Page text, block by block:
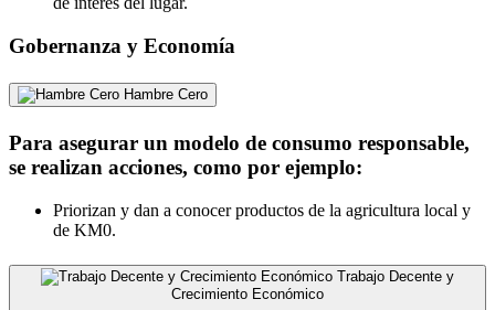
Gobernanza y Economía
Hambre Cero
Para asegurar un modelo de consumo responsable,
se realizan acciones, como por ejemplo:
Priorizan y dan a conocer productos de la agricultura local y
de KM0.
Trabajo Decente y
Crecimiento Económico